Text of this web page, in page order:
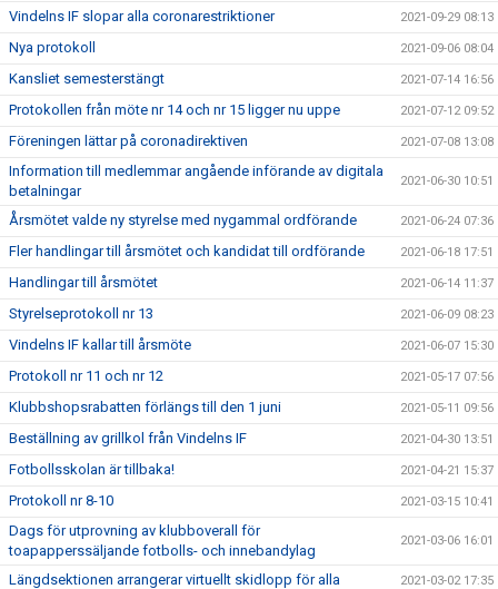
Vindelns IF slopar alla coronarestriktioner 2021-09-29 08:13
Nya protokoll 2021-09-06 08:04
Kansliet semesterstängt 2021-07-14 16:56
Protokollen från möte nr 14 och nr 15 ligger nu uppe 2021-07-12 09:52
Föreningen lättar på coronadirektiven 2021-07-08 13:08
Information till medlemmar angående införande av digitala
betalningar
2021-06-30 10:51
Årsmötet valde ny styrelse med nygammal ordförande 2021-06-24 07:36
Fler handlingar till årsmötet och kandidat till ordförande 2021-06-18 17:51
Handlingar till årsmötet 2021-06-14 11:37
Styrelseprotokoll nr 13 2021-06-09 08:23
Vindelns IF kallar till årsmöte 2021-06-07 15:30
Protokoll nr 11 och nr 12 2021-05-17 07:56
Klubbshopsrabatten förlängs till den 1 juni 2021-05-11 09:56
Beställning av grillkol från Vindelns IF 2021-04-30 13:51
Fotbollsskolan är tillbaka! 2021-04-21 15:37
Protokoll nr 8-10 2021-03-15 10:41
Dags för utprovning av klubboverall för
toapapperssäljande fotbolls- och innebandylag
2021-03-06 16:01
Längdsektionen arrangerar virtuellt skidlopp för alla 2021-03-02 17:35